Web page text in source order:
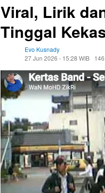
Viral, Lirik
Tinggal
Evo Kusnady
27 Jun 2026 - 15:28 WIB